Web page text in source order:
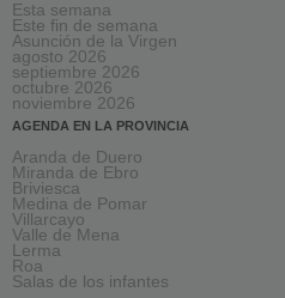
Esta semana
Este fin de semana
Asunción de la Virgen
agosto 2026
septiembre 2026
octubre 2026
noviembre 2026
AGENDA EN LA PROVINCIA
Aranda de Duero
Miranda de Ebro
Briviesca
Medina de Pomar
Villarcayo
Valle de Mena
Lerma
Roa
Salas de los infantes